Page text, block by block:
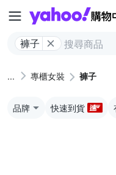
褲子
專櫃女裝 褲子
品牌 快速到貨